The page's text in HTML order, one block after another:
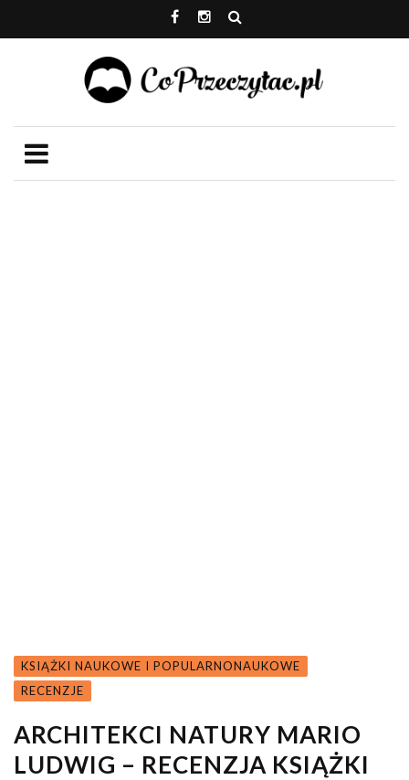
KSIĄŻKI NAUKOWE I POPULARNONAUKOWE
RECENZJE
ARCHITEKCI NATURY MARIO
LUDWIG – RECENZJA KSIĄŻKI